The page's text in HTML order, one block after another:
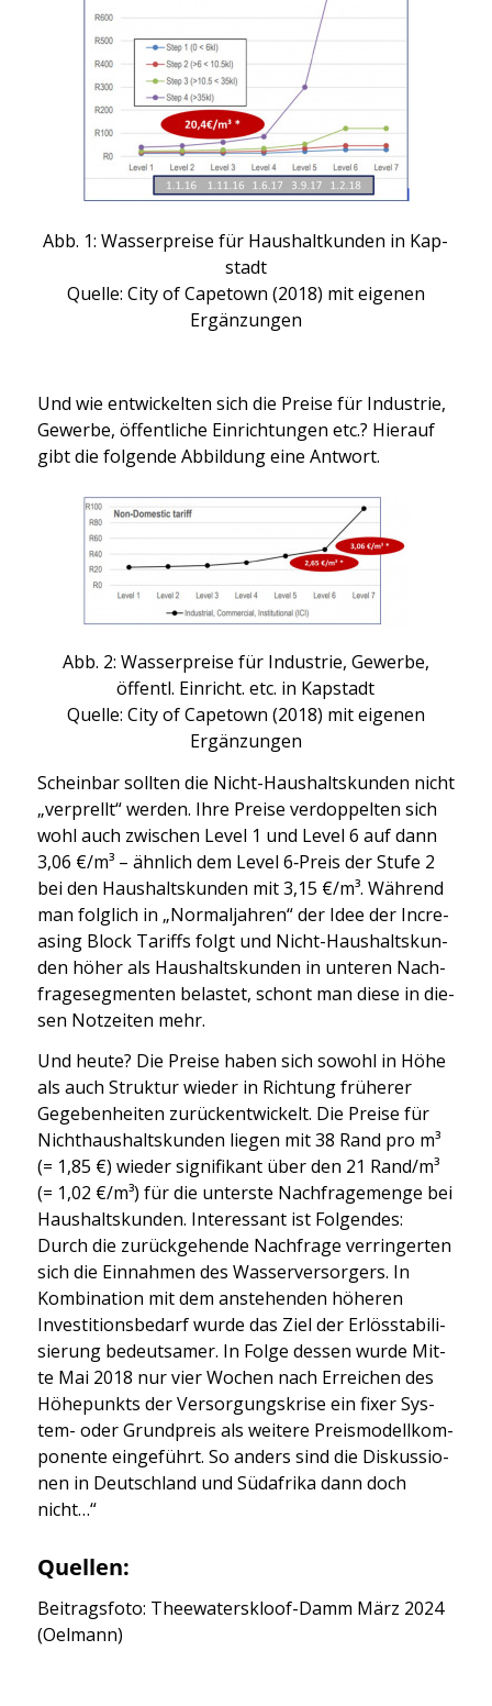
Abb. 1: Was­ser­prei­se für Haus­halt­kun­den in Kap­
stadt
Quel­le: City of Cape­town (2018) mit eige­nen
Ergän­zun­gen
Und wie ent­wi­ckel­ten sich die Prei­se für Indus­trie,
Gewer­be, öffent­li­che Ein­rich­tun­gen etc.? Hier­auf
gibt die fol­gen­de Abbil­dung eine Ant­wort.
Abb. 2: Was­ser­prei­se für Indus­trie, Gewer­be,
öffentl. Ein­richt. etc. in Kap­stadt
Quel­le: City of Cape­town (2018) mit eige­nen
Ergän­zun­gen
Schein­bar soll­ten die Nicht-Haus­halts­kun­den nicht
„ver­prellt“ wer­den. Ihre Prei­se ver­dop­pel­ten sich
wohl auch zwi­schen Level 1 und Level 6 auf dann
3,06 €/m³ – ähn­lich dem Level 6‑Preis der Stu­fe 2
bei den Haus­halts­kun­den mit 3,15 €/m³. Wäh­rend
man folg­lich in „Nor­mal­jah­ren“ der Idee der Incre­
asing Block Tariffs folgt und Nicht-Haus­halts­kun­
den höher als Haus­halts­kun­den in unte­ren Nach­
fra­ge­seg­men­ten belas­tet, schont man die­se in die­
sen Not­zei­ten mehr.
Und heu­te? Die Prei­se haben sich sowohl in Höhe
als auch Struk­tur wie­der in Rich­tung frü­he­rer
Gege­ben­hei­ten zurück­ent­wi­ckelt. Die Prei­se für
Nicht­haus­halts­kun­den lie­gen mit 38 Rand pro m³
(= 1,85 €) wie­der signi­fi­kant über den 21 Rand/m³
(= 1,02 €/m³) für die unters­te Nach­fra­ge­men­ge bei
Haus­halts­kun­den. Inter­es­sant ist Fol­gen­des:
Durch die zurück­ge­hen­de Nach­fra­ge ver­rin­ger­ten
sich die Ein­nah­men des Was­ser­ver­sor­gers. In
Kom­bi­na­ti­on mit dem anste­hen­den höhe­ren
Inves­ti­ti­ons­be­darf wur­de das Ziel der Erlös­sta­bi­li­
sie­rung bedeut­sa­mer. In Fol­ge des­sen wur­de Mit­
te Mai 2018 nur vier Wochen nach Errei­chen des
Höhe­punkts der Ver­sor­gungs­kri­se ein fixer Sys­
tem- oder Grund­preis als wei­te­re Preis­mo­dell­kom­
po­nen­te ein­ge­führt. So anders sind die Dis­kus­sio­
nen in Deutsch­land und Süd­afri­ka dann doch
nicht…“
Quellen:
Bei­trags­fo­to: Thee­wa­ter­s­kloof-Damm März 2024
(Oel­mann)